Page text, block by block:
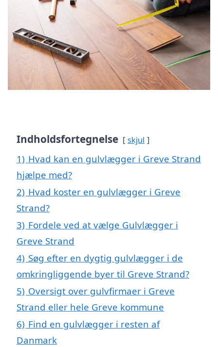
Indholdsfortegnelse skjul
1) Hvad kan en gulvlægger i Greve Strand
hjælpe med?
2) Hvad koster en gulvlægger i Greve
Strand?
3) Fordele ved at vælge Gulvlægger i
Greve Strand
4) Søg efter en dygtig gulvlægger i de
omkringliggende byer til Greve Strand?
5) Oversigt over gulvfirmaer i Greve
Strand eller hele Greve kommune
6) Find en gulvlægger i resten af
Danmark